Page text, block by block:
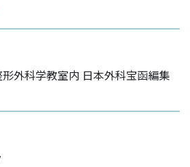
外科学教室内 日本外科宝函編集